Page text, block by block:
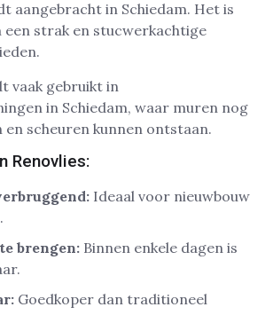
aangebracht in Schiedam. Het is
strak en stucwerkachtige
vaak gebruikt in
in Schiedam, waar muren nog
en scheuren kunnen ontstaan.
Renovlies:
Ideaal voor nieuwbouw
brengen: Binnen enkele dagen is
Goedkoper dan traditioneel